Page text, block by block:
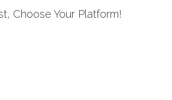
Choose Your Platform!